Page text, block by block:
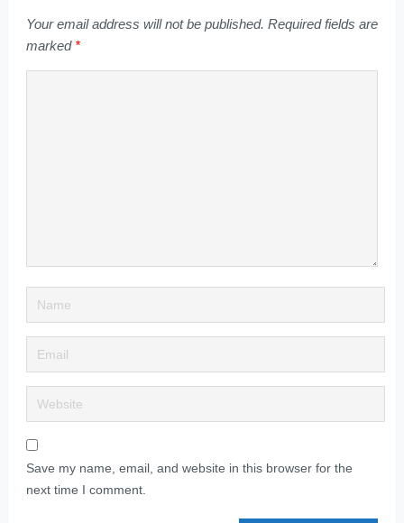
Your email address will not be published. Required fields are
marked *
Save my name, email, and website in this browser for the
next time I comment.